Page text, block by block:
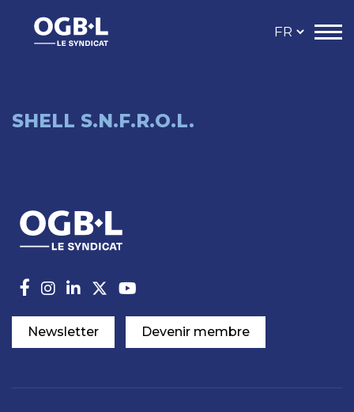
SHELL S.N.F.R.O.L.
Newsletter Devenir membre